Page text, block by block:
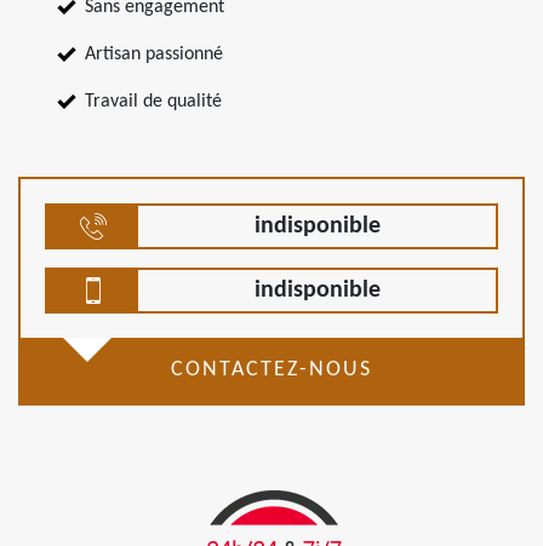
Sans engagement
Artisan passionné
Travail de qualité
indisponible
indisponible
CONTACTEZ-NOUS